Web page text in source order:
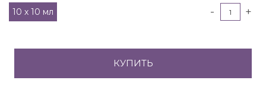
10 х 10 мл - +
КУПИТЬ